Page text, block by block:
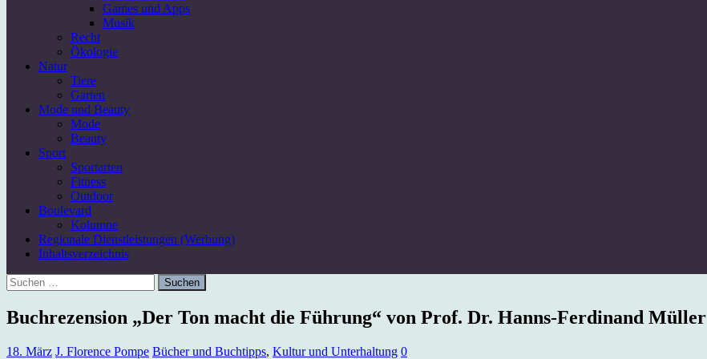
Games und Apps
Musik
Recht
Ökologie
Natur
Tiere
Garten
Mode und Beauty
Mode
Beauty
Sport
Sportarten
Fitness
Outdoor
Boulevard
Kolumne
Regionale Dienstleistungen (Werbung)
Inhaltsverzeichnis
Suchen
nach:
Buchrezension „Der Ton macht die Führung“ von Prof. Dr. Hanns-Ferdinand Müller
18. März J. Florence Pompe Bücher und Buchtipps, Kultur und Unterhaltung 0